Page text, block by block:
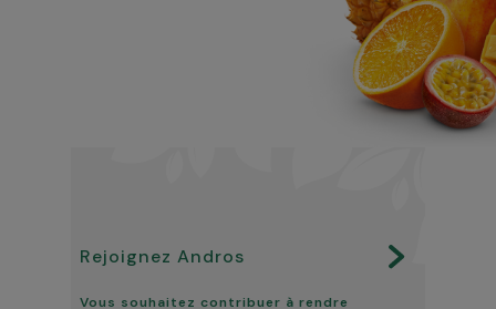
Rejoignez Andros
Vous souhaitez contribuer à rendre